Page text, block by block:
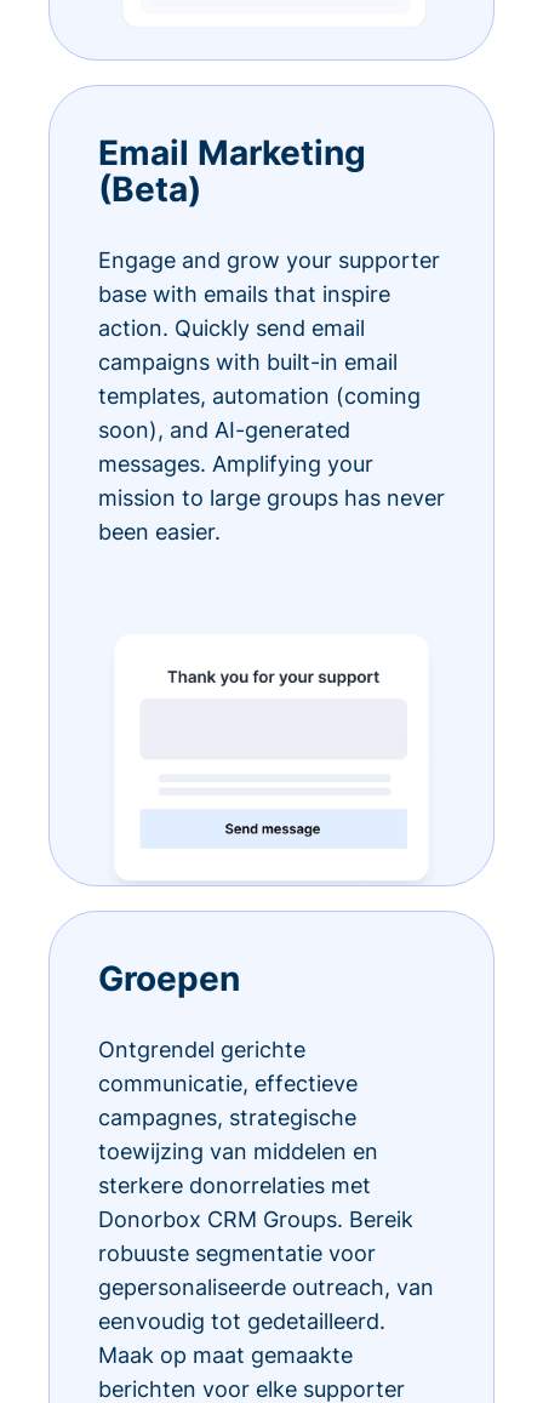
Email Marketing
(Beta)
Engage and grow your supporter
base with emails that inspire
action. Quickly send email
campaigns with built-in email
templates, automation (coming
soon), and AI-generated
messages. Amplifying your
mission to large groups has never
been easier.
Groepen
Ontgrendel gerichte
communicatie, effectieve
campagnes, strategische
toewijzing van middelen en
sterkere donorrelaties met
Donorbox CRM Groups. Bereik
robuuste segmentatie voor
gepersonaliseerde outreach, van
eenvoudig tot gedetailleerd.
Maak op maat gemaakte
berichten voor elke supporter